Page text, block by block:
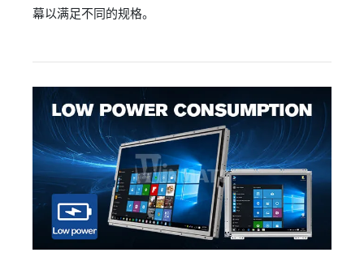
幕以满足不同的规格。